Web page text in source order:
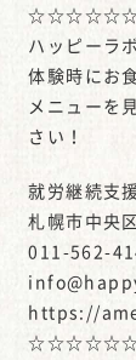
ハッピーラ
体験時にお
メニューを
さい！
就労継続支
札幌市中央
011-562-
https://